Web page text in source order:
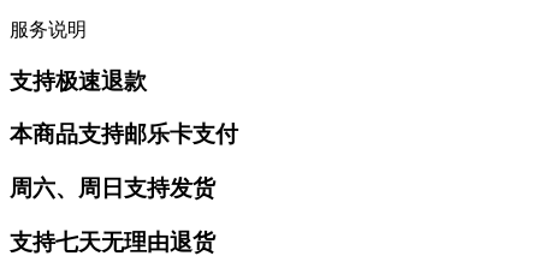
服务说明
支持极速退款
本商品支持邮乐卡支付
周六、周日支持发货
支持七天无理由退货